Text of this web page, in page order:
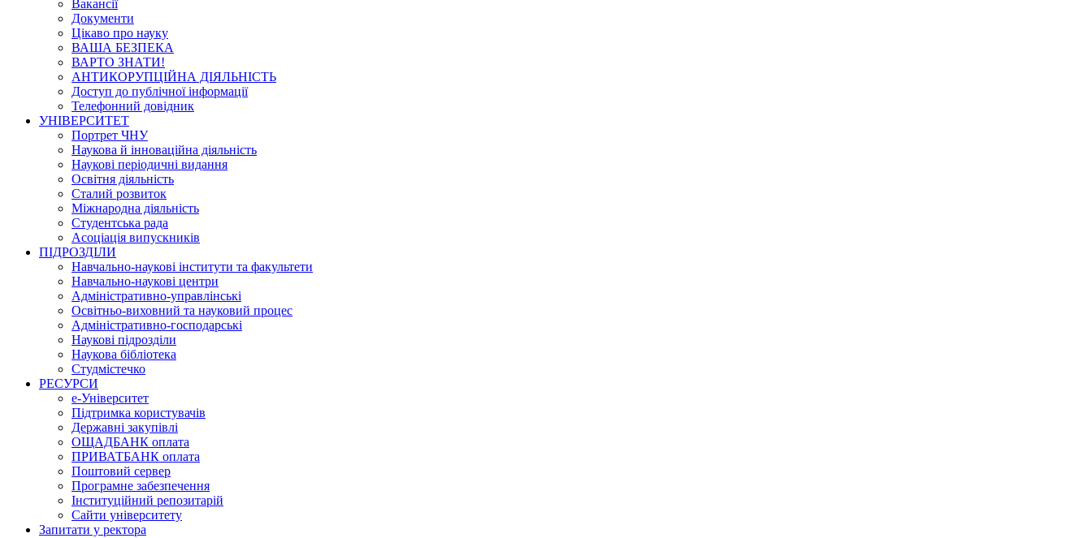
Вакансії
Документи
Цікаво про науку
ВАША БЕЗПЕКА
ВАРТО ЗНАТИ!
АНТИКОРУПЦІЙНА ДІЯЛЬНІСТЬ
Доступ до публічної інформації
Телефонний довідник
УНІВЕРСИТЕТ
Портрет ЧНУ
Наукова й інноваційна діяльність
Наукові періодичні видання
Освітня діяльність
Сталий розвиток
Міжнародна діяльність
Студентська рада
Асоціація випускників
ПІДРОЗДІЛИ
Навчально-наукові інститути та факультети
Навчально-наукові центри
Адміністративно-управлінські
Освітньо-виховний та науковий процес
Адміністративно-господарські
Наукові підрозділи
Наукова бібліотека
Студмістечко
РЕСУРСИ
е-Університет
Підтримка користувачів
Державні закупівлі
ОЩАДБАНК оплата
ПРИВАТБАНК оплата
Поштовий сервер
Програмне забезпечення
Інституційний репозитарій
Сайти університету
Запитати у ректора